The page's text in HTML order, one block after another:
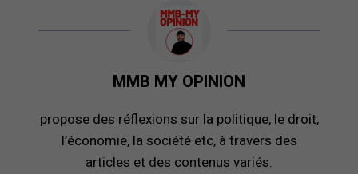
MMB MY OPINION
propose des réflexions sur la politique, le droit,
l’économie, la société etc, à travers des
articles et des contenus variés.